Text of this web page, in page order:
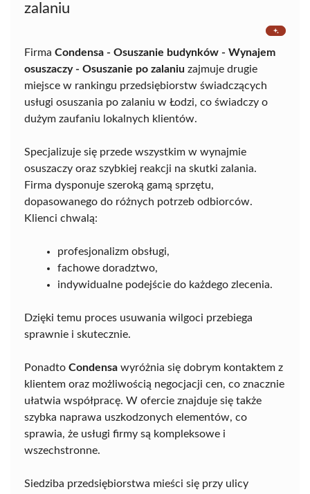
zalaniu
Firma Condensa - Osuszanie budynków - Wynajem
osuszaczy - Osuszanie po zalaniu zajmuje drugie
miejsce w rankingu przedsiębiorstw świadczących
usługi osuszania po zalaniu w Łodzi, co świadczy o
dużym zaufaniu lokalnych klientów.
Specjalizuje się przede wszystkim w wynajmie
osuszaczy oraz szybkiej reakcji na skutki zalania.
Firma dysponuje szeroką gamą sprzętu,
dopasowanego do różnych potrzeb odbiorców.
Klienci chwalą:
profesjonalizm obsługi,
fachowe doradztwo,
indywidualne podejście do każdego zlecenia.
Dzięki temu proces usuwania wilgoci przebiega
sprawnie i skutecznie.
Ponadto Condensa wyróżnia się dobrym kontaktem z
klientem oraz możliwością negocjacji cen, co znacznie
ułatwia współpracę. W ofercie znajduje się także
szybka naprawa uszkodzonych elementów, co
sprawia, że usługi firmy są kompleksowe i
wszechstronne.
Siedziba przedsiębiorstwa mieści się przy ulicy